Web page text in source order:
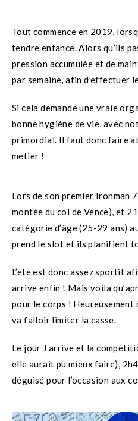
Tout commence en 2019,
tendre enfance. Alors qu’ils
pression accumulée et de
par semaine, afin d’effectuer
Si cela demande une vraie
bonne hygiène de vie, avec
primordial. Il faut donc faire
métier !
Lors de son premier Ironman
montée du col de Vence), et
catégorie d’âge (25-29 ans)
prend le slot et ils planifient
L’été est donc assez sportif
arrive enfin ! Mais voila
pour le corps ! Heureusement
va falloir limiter la casse.
Le jour J arrive et la
elle aurait pu mieux faire),
déguisé pour l’occasion aux